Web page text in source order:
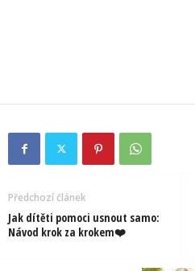
Předchozí článek
Jak dítěti pomoci usnout samo:
Návod krok za krokem❤️